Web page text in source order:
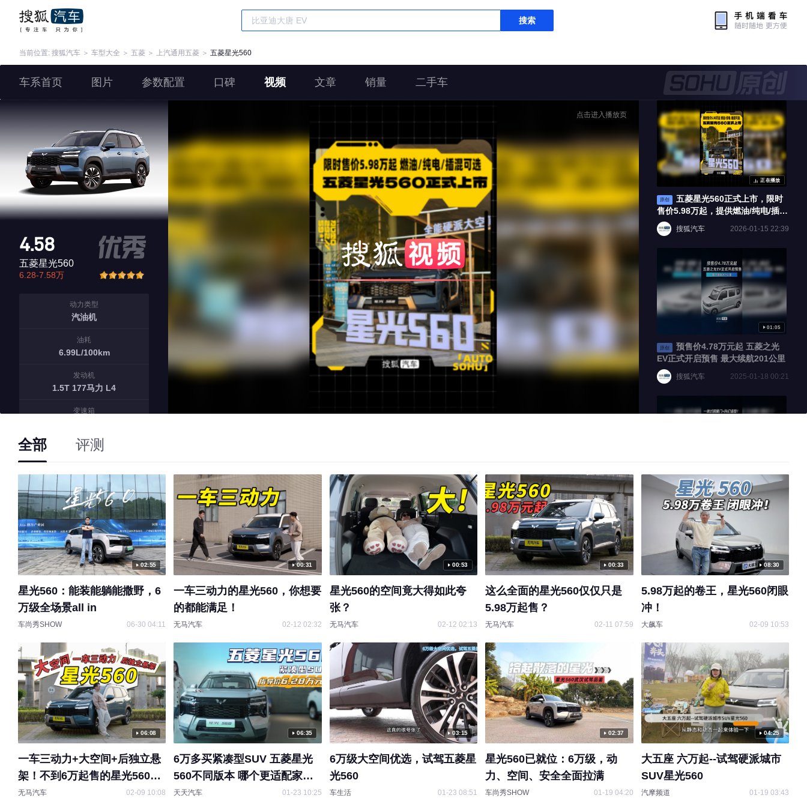
搜索
当前位置: 搜狐汽车 ＞ 车型大全 ＞ 五菱 ＞ 上汽通用五菱 ＞ 五菱星光560
车系首页 图片 参数配置 口碑 视频 文章 销量 二手车
4.58
五菱星光560
6.28-7.58万
动力类型
汽油机
油耗
6.99L/100km
发动机
1.5T 177马力 L4
变速箱
5-10万车型中销量排名
在紧凑型SUV中的排名 No.38
占五菱市场份额排名 No.8
点击进入播放页
亮度
饱和度
100
对比度
正在播放
原创
五菱星光560正式上市，限时
售价5.98万起，提供燃油/纯电/插混
可选。
搜狐汽车 2026-01-15 22:39
01:05
原创
预售价4.78万元起 五菱之光
EV正式开启预售 最大续航201公里
搜狐汽车 2025-01-18 00:21
00:44
五菱首款全球新能源概念车首
发 一体式鸥翼门+科幻造型！定
名“东盟之光”
搜狐汽车 2024-09-24 15:33
全部 评测
02:55
星光560：能装能躺能撒野，6
万级全场景all in
车尚秀SHOW 06-30 04:11
00:31
一车三动力的星光560，你想要
的都能满足！
无马汽车 02-12 02:32
00:53
星光560的空间竟大得如此夸
张？
无马汽车 02-12 02:13
00:33
这么全面的星光560仅仅只是
5.98万起售？
无马汽车 02-11 07:59
08:30
5.98万起的卷王，星光560闭眼
冲！
大飙车 02-09 10:53
06:08
一车三动力+大空间+后独立悬
架！不到6万起售的星光560爆
款已成？
无马汽车 02-09 10:08
06:35
6万多买紧凑型SUV 五菱星光
560不同版本 哪个更适配家
用？
天天汽车 01-23 10:25
03:15
6万级大空间优选，试驾五菱星
光560
车生活 01-23 08:51
02:37
星光560已就位：6万级，动
力、空间、安全全面拉满
车尚秀SHOW 01-19 04:20
04:25
大五座 六万起--试驾硬派城市
SUV星光560
汽摩频道 01-19 03:43